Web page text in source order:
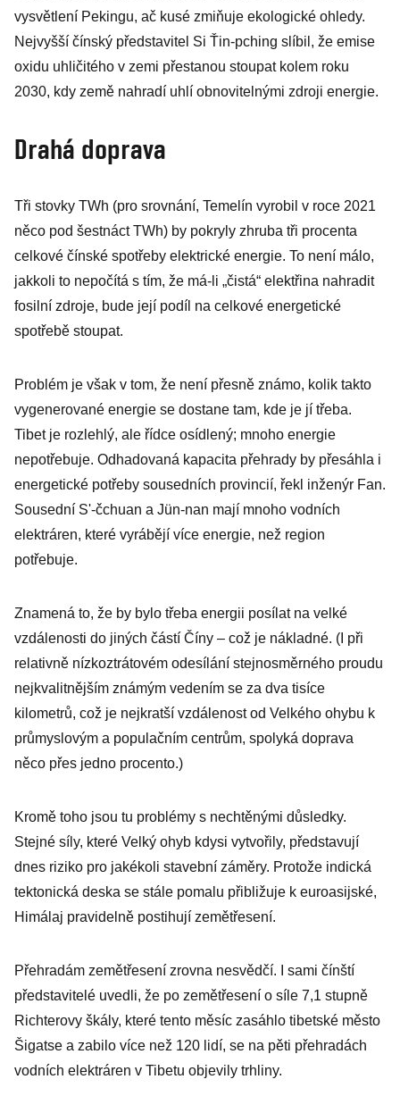
někdy vytěžit?
vysvětlení Pekingu, ač kusé zmiňuje ekologické ohledy.
Nejvyšší čínský představitel Si Ťin-pching slíbil, že emise
oxidu uhličitého v zemi přestanou stoupat kolem roku
2030, kdy země nahradí uhlí obnovitelnými zdroji energie.
Drahá doprava
Tři stovky TWh (pro srovnání, Temelín vyrobil v roce 2021
něco pod šestnáct TWh) by pokryly zhruba tři procenta
celkové čínské spotřeby elektrické energie. To není málo,
jakkoli to nepočítá s tím, že má-li „čistá“ elektřina nahradit
fosilní zdroje, bude její podíl na celkové energetické
spotřebě stoupat.
Problém je však v tom, že není přesně známo, kolik takto
vygenerované energie se dostane tam, kde je jí třeba.
Tibet je rozlehlý, ale řídce osídlený; mnoho energie
nepotřebuje. Odhadovaná kapacita přehrady by přesáhla i
energetické potřeby sousedních provincií, řekl inženýr Fan.
Sousední S'-čchuan a Jün-nan mají mnoho vodních
elektráren, které vyrábějí více energie, než region
potřebuje.
Znamená to, že by bylo třeba energii posílat na velké
vzdálenosti do jiných částí Číny – což je nákladné. (I při
relativně nízkoztrátovém odesílání stejnosměrného proudu
nejkvalitnějším známým vedením se za dva tisíce
kilometrů, což je nejkratší vzdálenost od Velkého ohybu k
průmyslovým a populačním centrům, spolyká doprava
něco přes jedno procento.)
Kromě toho jsou tu problémy s nechtěnými důsledky.
Stejné síly, které Velký ohyb kdysi vytvořily, představují
dnes riziko pro jakékoli stavební záměry. Protože indická
tektonická deska se stále pomalu přibližuje k euroasijské,
Himálaj pravidelně postihují zemětřesení.
Přehradám zemětřesení zrovna nesvědčí. I sami čínští
představitelé uvedli, že po zemětřesení o síle 7,1 stupně
Richterovy škály, které tento měsíc zasáhlo tibetské město
Šigatse a zabilo více než 120 lidí, se na pěti přehradách
vodních elektráren v Tibetu objevily trhliny.